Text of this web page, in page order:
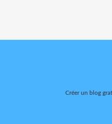
Créer un blog